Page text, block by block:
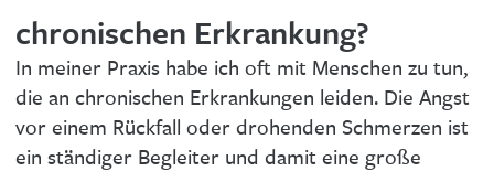
chronischen Erkrankung?
In meiner Praxis habe ich oft mit Menschen zu tun,
die an chronischen Erkrankungen leiden. Die Angst
vor einem Rückfall oder drohenden Schmerzen ist
ein ständiger Begleiter und damit eine große